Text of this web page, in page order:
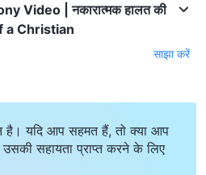
Video | नकारात्मक हालत की
a Christian
साझा करें
है। यदि आप सहमत हैं, तो क्या आप
सहायता प्राप्त करने के लिए